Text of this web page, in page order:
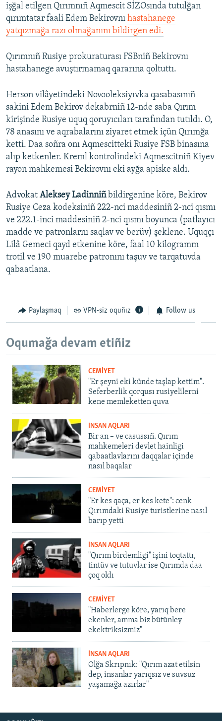
işğal etilgen Qırımnıñ Aqmescit SİZOsında tutulğan
qırımtatar faali Edem Bekirovnı hastahanege
yatqızmağa razı olmağanını bildirgen edi.
Qırımnıñ Rusiye prokuraturası FSBniñ Bekirovnı
hastahanege avuştırmamaq qararına qoltuttı.
Herson vilâyetindeki Novooleksiyıvka qasabasınıñ
sakini Edem Bekirov dekabrniñ 12-nde saba Qırım
kirişinde Rusiye uquq qoruyıcıları tarafından tutıldı. O,
78 anasını ve aqrabalarını ziyaret etmek içün Qırımğa
ketti. Daa soñra onı Aqmescitteki Rusiye FSB binasına
alıp ketkenler. Kreml kontrolindeki Aqmescitniñ Kiyev
rayon mahkemesi Bekirovnı eki ayğa apiske aldı.
Advokat Aleksey Ladinniñbildirgenine köre, Bekirov
Rusiye Ceza kodeksiniñ 222-nci maddesiniñ 2-nci qısmı
ve 222.1-inci maddesiniñ 2-nci qısmı boyunca (patlayıcı
madde ve patronlarnı saqlav ve berüv) şeklene. Uquqçı
Lilâ Gemeci qayd etkenine köre, faal 10 kilogramm
trotil ve 190 muarebe patronını taşuv ve tarqatuvda
qabaatlana.
Paylaşmaq VPN-siz oquñız Follow us
Oqumağa devam etiñiz
CEMİYET
"Er şeyni eki künde taşlap kettim".
Seferberlik qorqusı rusiyelilerni
kene memleketten quva
İNSAN AQLARI
Bir an – ve casussıñ. Qırım
mahkemeleri devlet hainligi
qabaatlavlarını daqqalar içinde
nasıl baqalar
CEMİYET
"Er kes qaça, er kes kete": cenk
Qırımdaki Rusiye turistlerine nasıl
barıp yetti
İNSAN AQLARI
"Qırım birdemligi" işini toqtattı,
tintüv ve tutuvlar ise Qırımda daa
çoq oldı
CEMİYET
"Haberlerge köre, yarıq bere
ekenler, amma biz bütünley
ekektriksizmiz"
İNSAN AQLARI
Olğa Skrıpnık: "Qırım azat etilsin
dep, insanlar yarıqsız ve suvsuz
yaşamağa azırlar"